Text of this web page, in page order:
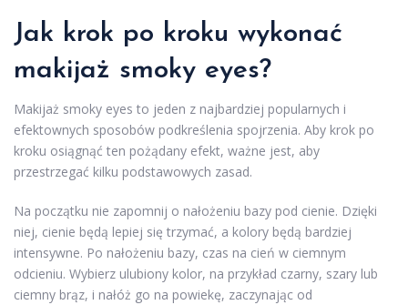
Jak krok po kroku wykonać
makijaż smoky eyes?
Makijaż smoky eyes to jeden z najbardziej popularnych i
efektownych sposobów podkreślenia spojrzenia. Aby krok po
kroku osiągnąć ten pożądany efekt, ważne jest, aby
przestrzegać kilku podstawowych zasad.
Na początku nie zapomnij o nałożeniu bazy pod cienie. Dzięki
niej, cienie będą lepiej się trzymać, a kolory będą bardziej
intensywne. Po nałożeniu bazy, czas na cień w ciemnym
odcieniu. Wybierz ulubiony kolor, na przykład czarny, szary lub
ciemny brąz, i nałóż go na powiekę, zaczynając od